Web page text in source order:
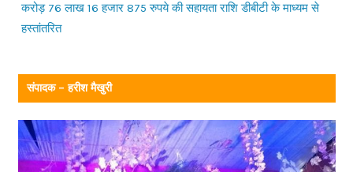
करोड़ 76 लाख 16 हजार 875 रुपये की सहायता राशि डीबीटी के माध्यम से
हस्तांतरित
संपादक – हरीश मैखुरी